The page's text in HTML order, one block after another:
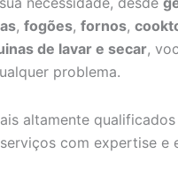
, fogões, fornos,
de lavar e secar,
problema.
altamente
com expertise e